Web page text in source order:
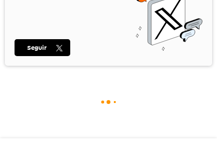
Seguir